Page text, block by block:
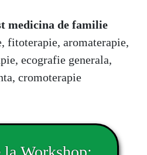
medicina de familie
fitoterapie, aromaterapie,
ecografie generala,
cromoterapie